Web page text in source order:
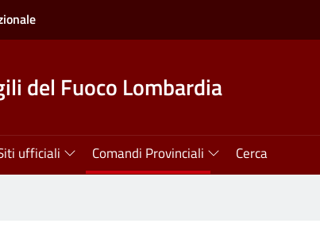
del Fuoco Lombardia
ufficiali Comandi Provinciali Cerca